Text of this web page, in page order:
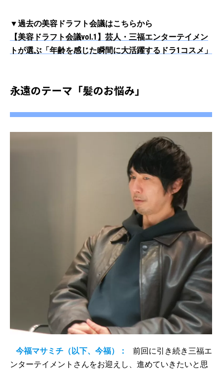
▼過去の美容ドラフト会議はこちらから
【美容ドラフト会議vol.1】芸人・三福エンターテイメン
トが選ぶ「年齢を感じた瞬間に大活躍するドラ1コスメ」
永遠のテーマ「髪のお悩み」
今福マサミチ（以下、今福）：
前回に引き続き三福エ
ンターテイメントさんをお迎えし、進めていきたいと思